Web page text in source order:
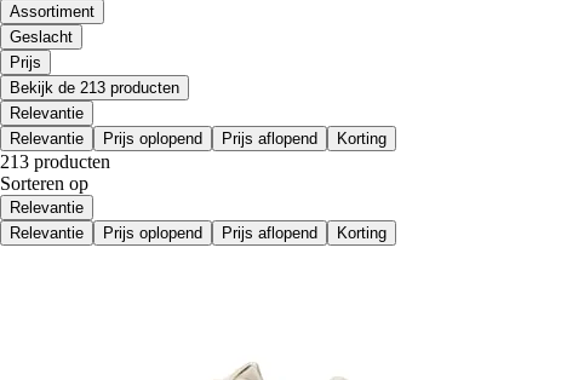
Assortiment
Geslacht
Prijs
Bekijk de 213 producten
Relevantie
Relevantie
Prijs oplopend Prijs aflopend Korting
213 producten
Sorteren op
Relevantie
Relevantie
Prijs oplopend Prijs aflopend Korting